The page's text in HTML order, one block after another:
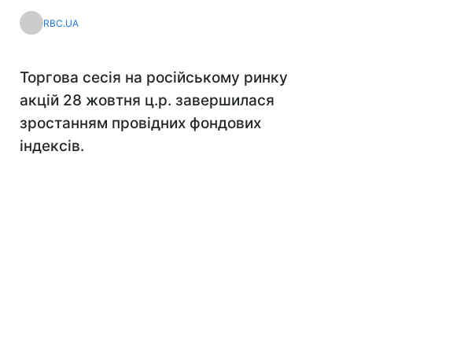
RBC.UA
Торгова сесія на російському ринку
акцій 28 жовтня ц.р. завершилася
зростанням провідних фондових
індексів.